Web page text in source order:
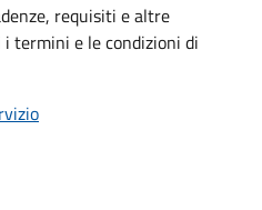
requisiti e altre
termini e le condizioni di